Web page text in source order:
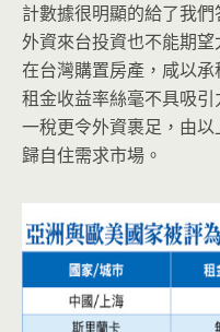
計數據很明顯的給了我
外資來台投資也不能期
在台灣購置房產，咸以
租金收益率絲毫不具吸
一稅更令外資裹足，由
歸自住需求市場。